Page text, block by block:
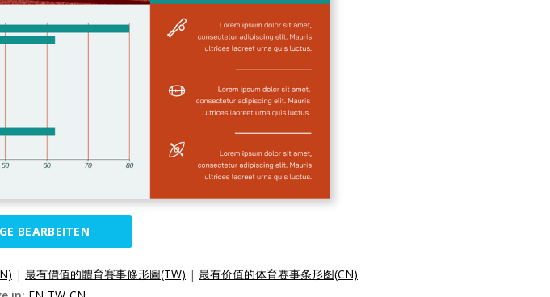
BEARBEITEN
| 最有價值的體育賽事條形圖(TW) | 最有价值的体育赛事条形图(CN)